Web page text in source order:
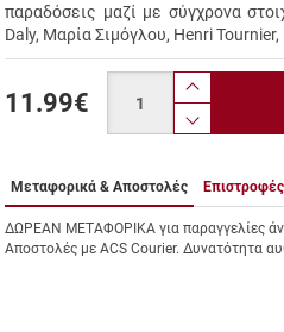
παραδόσεις μαζί με σύγχρονα
Daly, Μαρία Σιμόγλου, Henri
11.99€
Μεταφορικά & Αποστολές Επιστροφές
ΔΩΡΕΑΝ ΜΕΤΑΦΟΡΙΚΑ για παραγγελίες
Αποστολές με ACS Courier. Δυνατότητα